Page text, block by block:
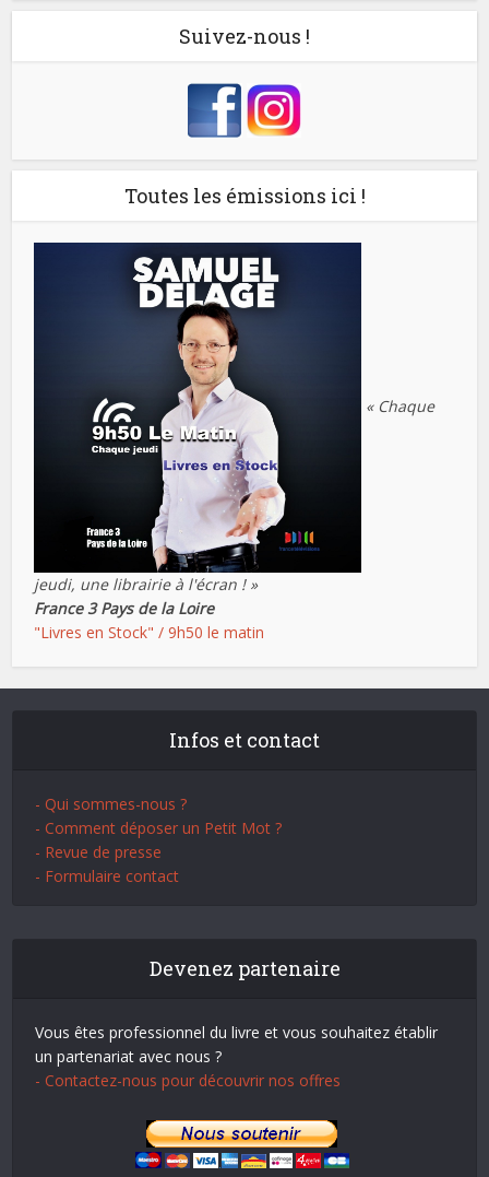
Suivez-nous !
Toutes les émissions ici !
« Chaque
jeudi, une librairie à l'écran ! »
France 3 Pays de la Loire
"Livres en Stock" / 9h50 le matin
Infos et contact
- Qui sommes-nous ?
- Comment déposer un Petit Mot ?
- Revue de presse
- Formulaire contact
Devenez partenaire
Vous êtes professionnel du livre et vous souhaitez établir
un partenariat avec nous ?
- Contactez-nous pour découvrir nos offres